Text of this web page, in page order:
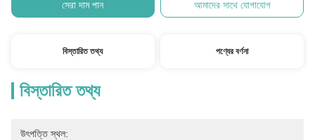
সেরা দাম পান আমাদের সাথে যোগাযোগ
বিস্তারিত তথ্য পণ্যের বর্ণনা
বিস্তারিত তথ্য
উৎপত্তি স্থল: